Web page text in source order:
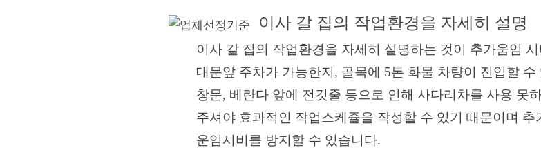
이사 갈 집의 작업환경을 자세히 설명
이사 갈 집의 작업환경을 자세히 설명하는 것이 추가움임 시
대문앞 주차가 가능한지, 골목에 5톤 화물 차량이 진입할
창문, 베란다 앞에 전깃줄 등으로 인해 사다리차를 사용 못
주셔야 효과적인 작업스케쥴을 작성할 수 있기 때문이며 추
운임시비를 방지할 수 있습니다.